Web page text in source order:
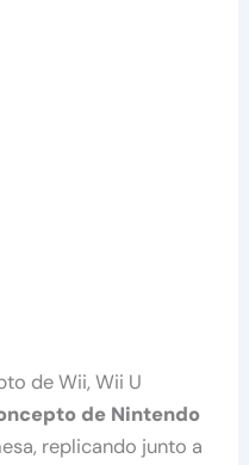
de Wii, Wii U
de Nintendo
replicando junto a